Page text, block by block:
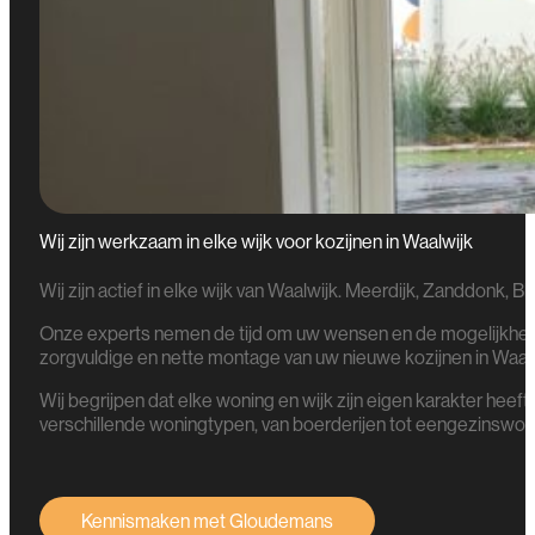
Wij zijn werkzaam in elke wijk voor kozijnen in Waalwijk
Wij zijn actief in elke wijk van Waalwijk. Meerdijk, Zanddonk,
Onze experts nemen de tijd om uw wensen en de
zorgvuldige en nette montage van uw nieuwe kozijnen in
Wij begrijpen dat elke woning en wijk zijn eigen karakter
verschillende woningtypen, van boerderijen tot
Kennismaken met Gloudemans